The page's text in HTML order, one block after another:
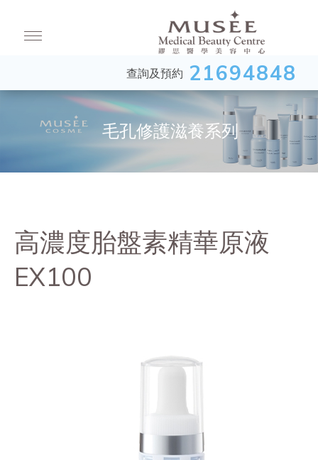
查詢及預約 21694848
毛孔修護滋養系列
高濃度胎盤素精華原液
EX100